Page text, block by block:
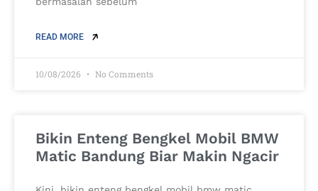
READ MORE
10/08/2026 No Comments
Bikin Enteng Bengkel Mobil BMW
Matic Bandung Biar Makin Ngacir